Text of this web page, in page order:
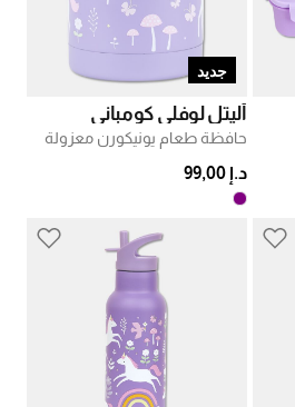
جديد
أليتل لوفلي كومباني
حافظة طعام يونيكورن معزولة
د.إ 99,00